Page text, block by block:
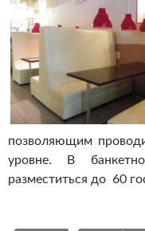
позволяющим
уровне. В
разместиться до 60